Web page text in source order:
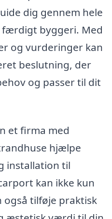
dig gennem hele
færdigt byggeri. Med
og vurderinger kan
beslutning, der
og passer til dit
et firma med
hjælpe
installation til
kan ikke kun
også tilføje praktisk